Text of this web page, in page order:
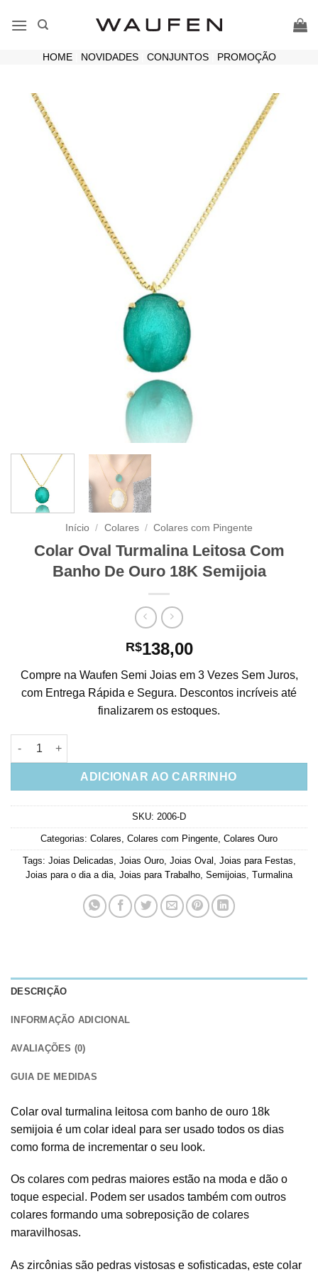
HOME| NOVIDADES| CONJUNTOS| PROMOÇÃO
Início / Colares / Colares com Pingente
Colar Oval Turmalina Leitosa Com
Banho De Ouro 18K Semijoia
R$138,00
Compre na Waufen Semi Joias em 3 Vezes Sem Juros,
com Entrega Rápida e Segura. Descontos incríveis até
finalizarem os estoques.
Colar Oval Turmalina Leitosa Com Banho De Ouro 18K
ADICIONAR AO CARRINHO
SKU: 2006-D
Categorias: Colares Colares com Pingente Colares Ouro
Tags: Joias Delicadas Joias Ouro, Joias Oval Joias para Festas
Joias para o dia a dia Joias para Trabalho Semijoias Turmalina
DESCRIÇÃO
INFORMAÇÃO ADICIONAL
AVALIAÇÕES (0)
GUIA DE MEDIDAS
Colar oval turmalina leitosa com banho de ouro 18k
semijoia é um colar ideal para ser usado todos os dias
como forma de incrementar o seu look.
Os colares com pedras maiores estão na moda e dão o
toque especial. Podem ser usados também com outros
colares formando uma sobreposição de colares
maravilhosas.
As zircônias são pedras vistosas e sofisticadas, este colar